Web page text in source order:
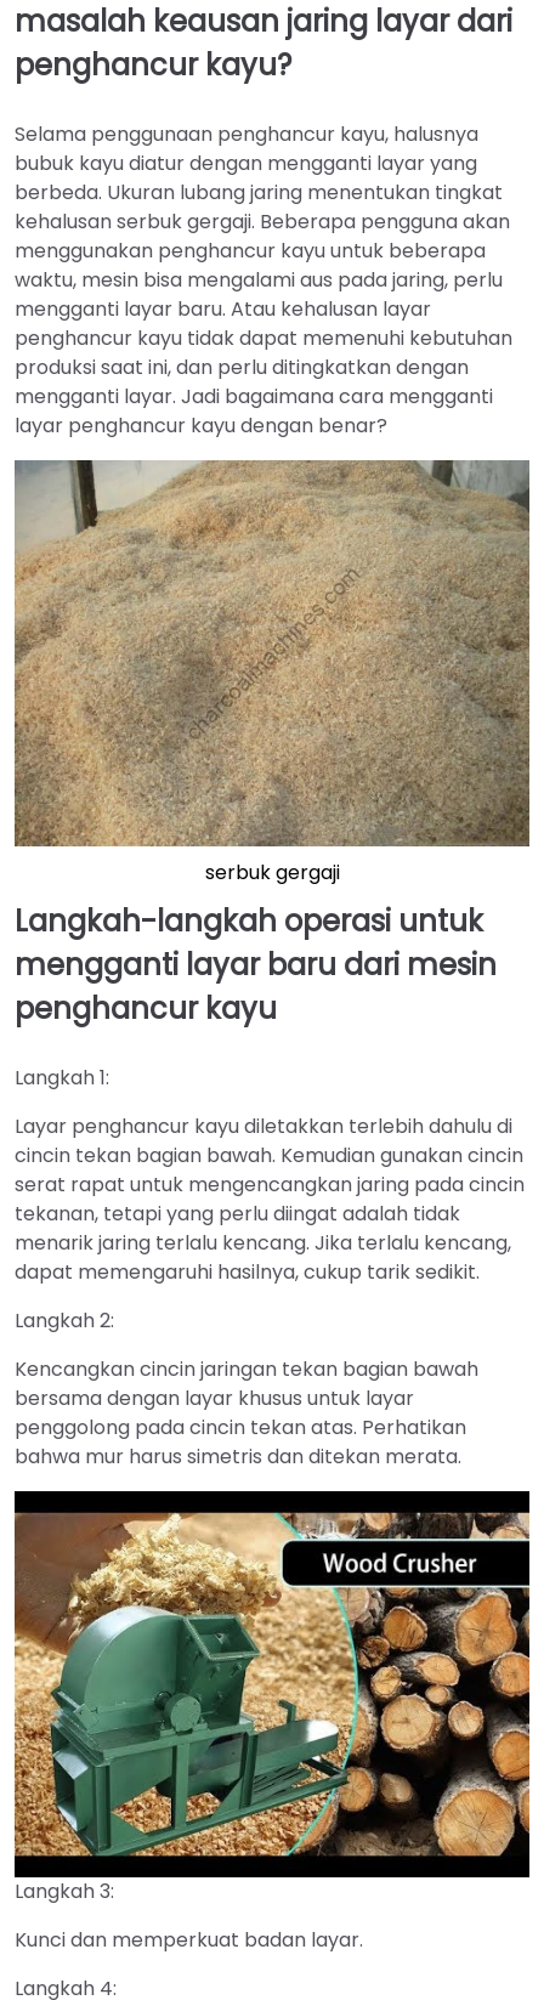
masalah keausan jaring layar dari
penghancur kayu?
Selama penggunaan penghancur kayu, halusnya
bubuk kayu diatur dengan mengganti layar yang
berbeda. Ukuran lubang jaring menentukan tingkat
kehalusan serbuk gergaji. Beberapa pengguna akan
menggunakan penghancur kayu untuk beberapa
waktu, mesin bisa mengalami aus pada jaring, perlu
mengganti layar baru. Atau kehalusan layar
penghancur kayu tidak dapat memenuhi kebutuhan
produksi saat ini, dan perlu ditingkatkan dengan
mengganti layar. Jadi bagaimana cara mengganti
layar penghancur kayu dengan benar?
serbuk gergaji
Langkah-langkah operasi untuk
mengganti layar baru dari mesin
penghancur kayu
Langkah 1:
Layar penghancur kayu diletakkan terlebih dahulu di
cincin tekan bagian bawah. Kemudian gunakan cincin
serat rapat untuk mengencangkan jaring pada cincin
tekanan, tetapi yang perlu diingat adalah tidak
menarik jaring terlalu kencang. Jika terlalu kencang,
dapat memengaruhi hasilnya, cukup tarik sedikit.
Langkah 2:
Kencangkan cincin jaringan tekan bagian bawah
bersama dengan layar khusus untuk layar
penggolong pada cincin tekan atas. Perhatikan
bahwa mur harus simetris dan ditekan merata.
►
Langkah 3:
Kunci dan memperkuat badan layar.
Langkah 4: